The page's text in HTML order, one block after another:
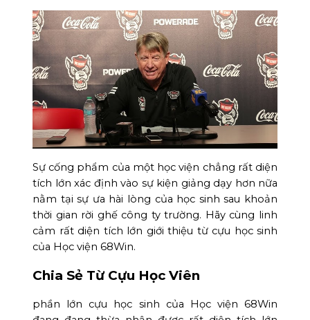
Sự cống phẩm của một học viện chẳng rất diện
tích lớn xác định vào sự kiện giảng dạy hơn nữa
nằm tại sự ưa hài lòng của học sinh sau khoản
thời gian rời ghế công ty trường. Hãy cùng linh
cảm rất diện tích lớn giới thiệu từ cựu học sinh
của Học viện 68Win.
Chia Sẻ Từ Cựu Học Viên
phần lớn cựu học sinh của Học viện 68Win